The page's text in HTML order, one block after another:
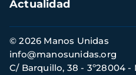
Actualidad
Información
de
contacto
© 2026 Manos Unidas
C/ Barquillo, 38 - 3º28004 -
info@manosunidas.org